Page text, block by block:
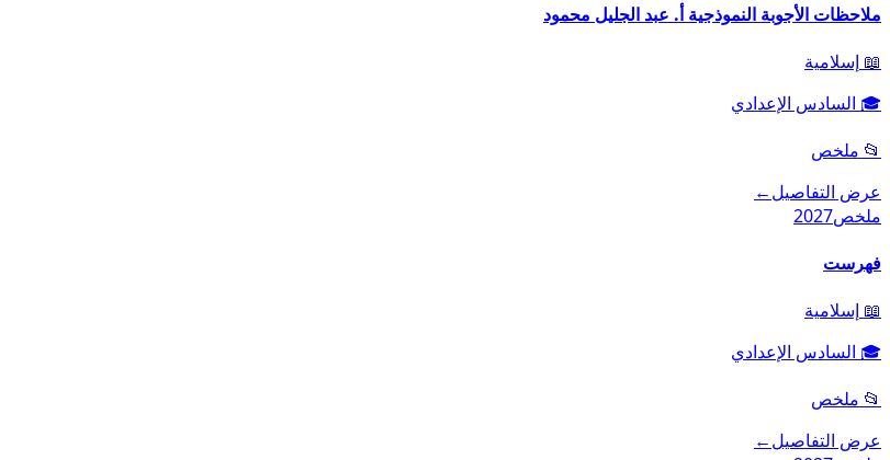
ملاحظات الأجوبة النموذجية أ. عبد الجليل محمود
📖 إسلامية
🎓 السادس الإعدادي
📂 ملخص
عرض التفاصيل←
ملخص2027
فهرست
📖 إسلامية
🎓 السادس الإعدادي
📂 ملخص
عرض التفاصيل←